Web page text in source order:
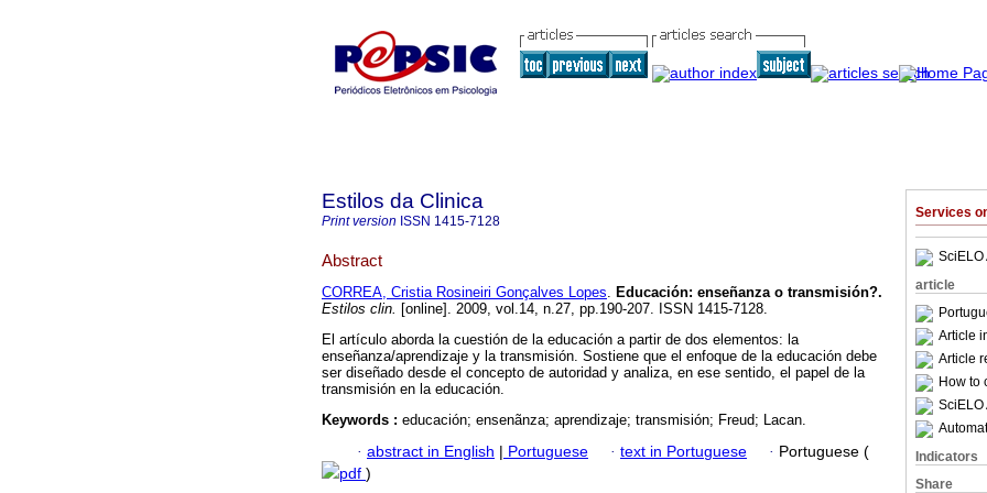
Services
SciELO
article
Article
Article
How to
SciELO
Indicators
Share
Estilos da Clinica
Print version ISSN 1415-7128
Abstract
CORREA, Cristia Rosineiri Gonçalves Lopes. Educación: enseñanza o transmisión?.
Estilos clin. [online]. 2009, vol.14, n.27, pp.190-207. ISSN 1415-7128.
El artículo aborda la cuestión de la educación a partir de dos elementos: la
enseñanza/aprendizaje y la transmisión. Sostiene que el enfoque de la educación debe
ser diseñado desde el concepto de autoridad y analiza, en ese sentido, el papel de la
transmisión en la educación.
Keywords : educación; ensenãnza; aprendizaje; transmisión; Freud; Lacan.
· abstract in English | Portuguese · text in Portuguese · Portuguese (
pdf )